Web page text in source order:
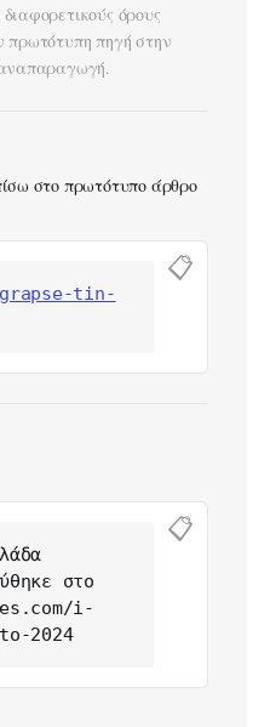
όρους
πρωτότυπη πηγή στην
στο πρωτότυπο άρθρο
tin-
📋
στο
i-
2024
📋